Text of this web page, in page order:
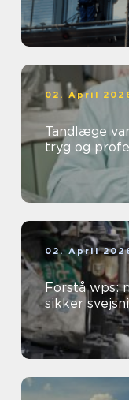
02. April
Tandlæge
tryg og
02. April
Forstå wps:
sikker